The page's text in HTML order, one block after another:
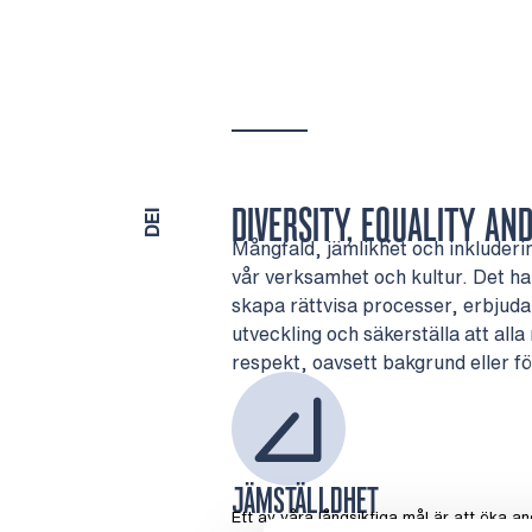
DIVERSITY, EQUALITY
DEI
Mångfald, jämlikhet och
vår verksamhet och kultur. Det
skapa rättvisa processer,
utveckling och säkerställa att
respekt, oavsett bakgrund eller
JÄMSTÄLLDHET
Ett av våra långsiktiga mål är att öka